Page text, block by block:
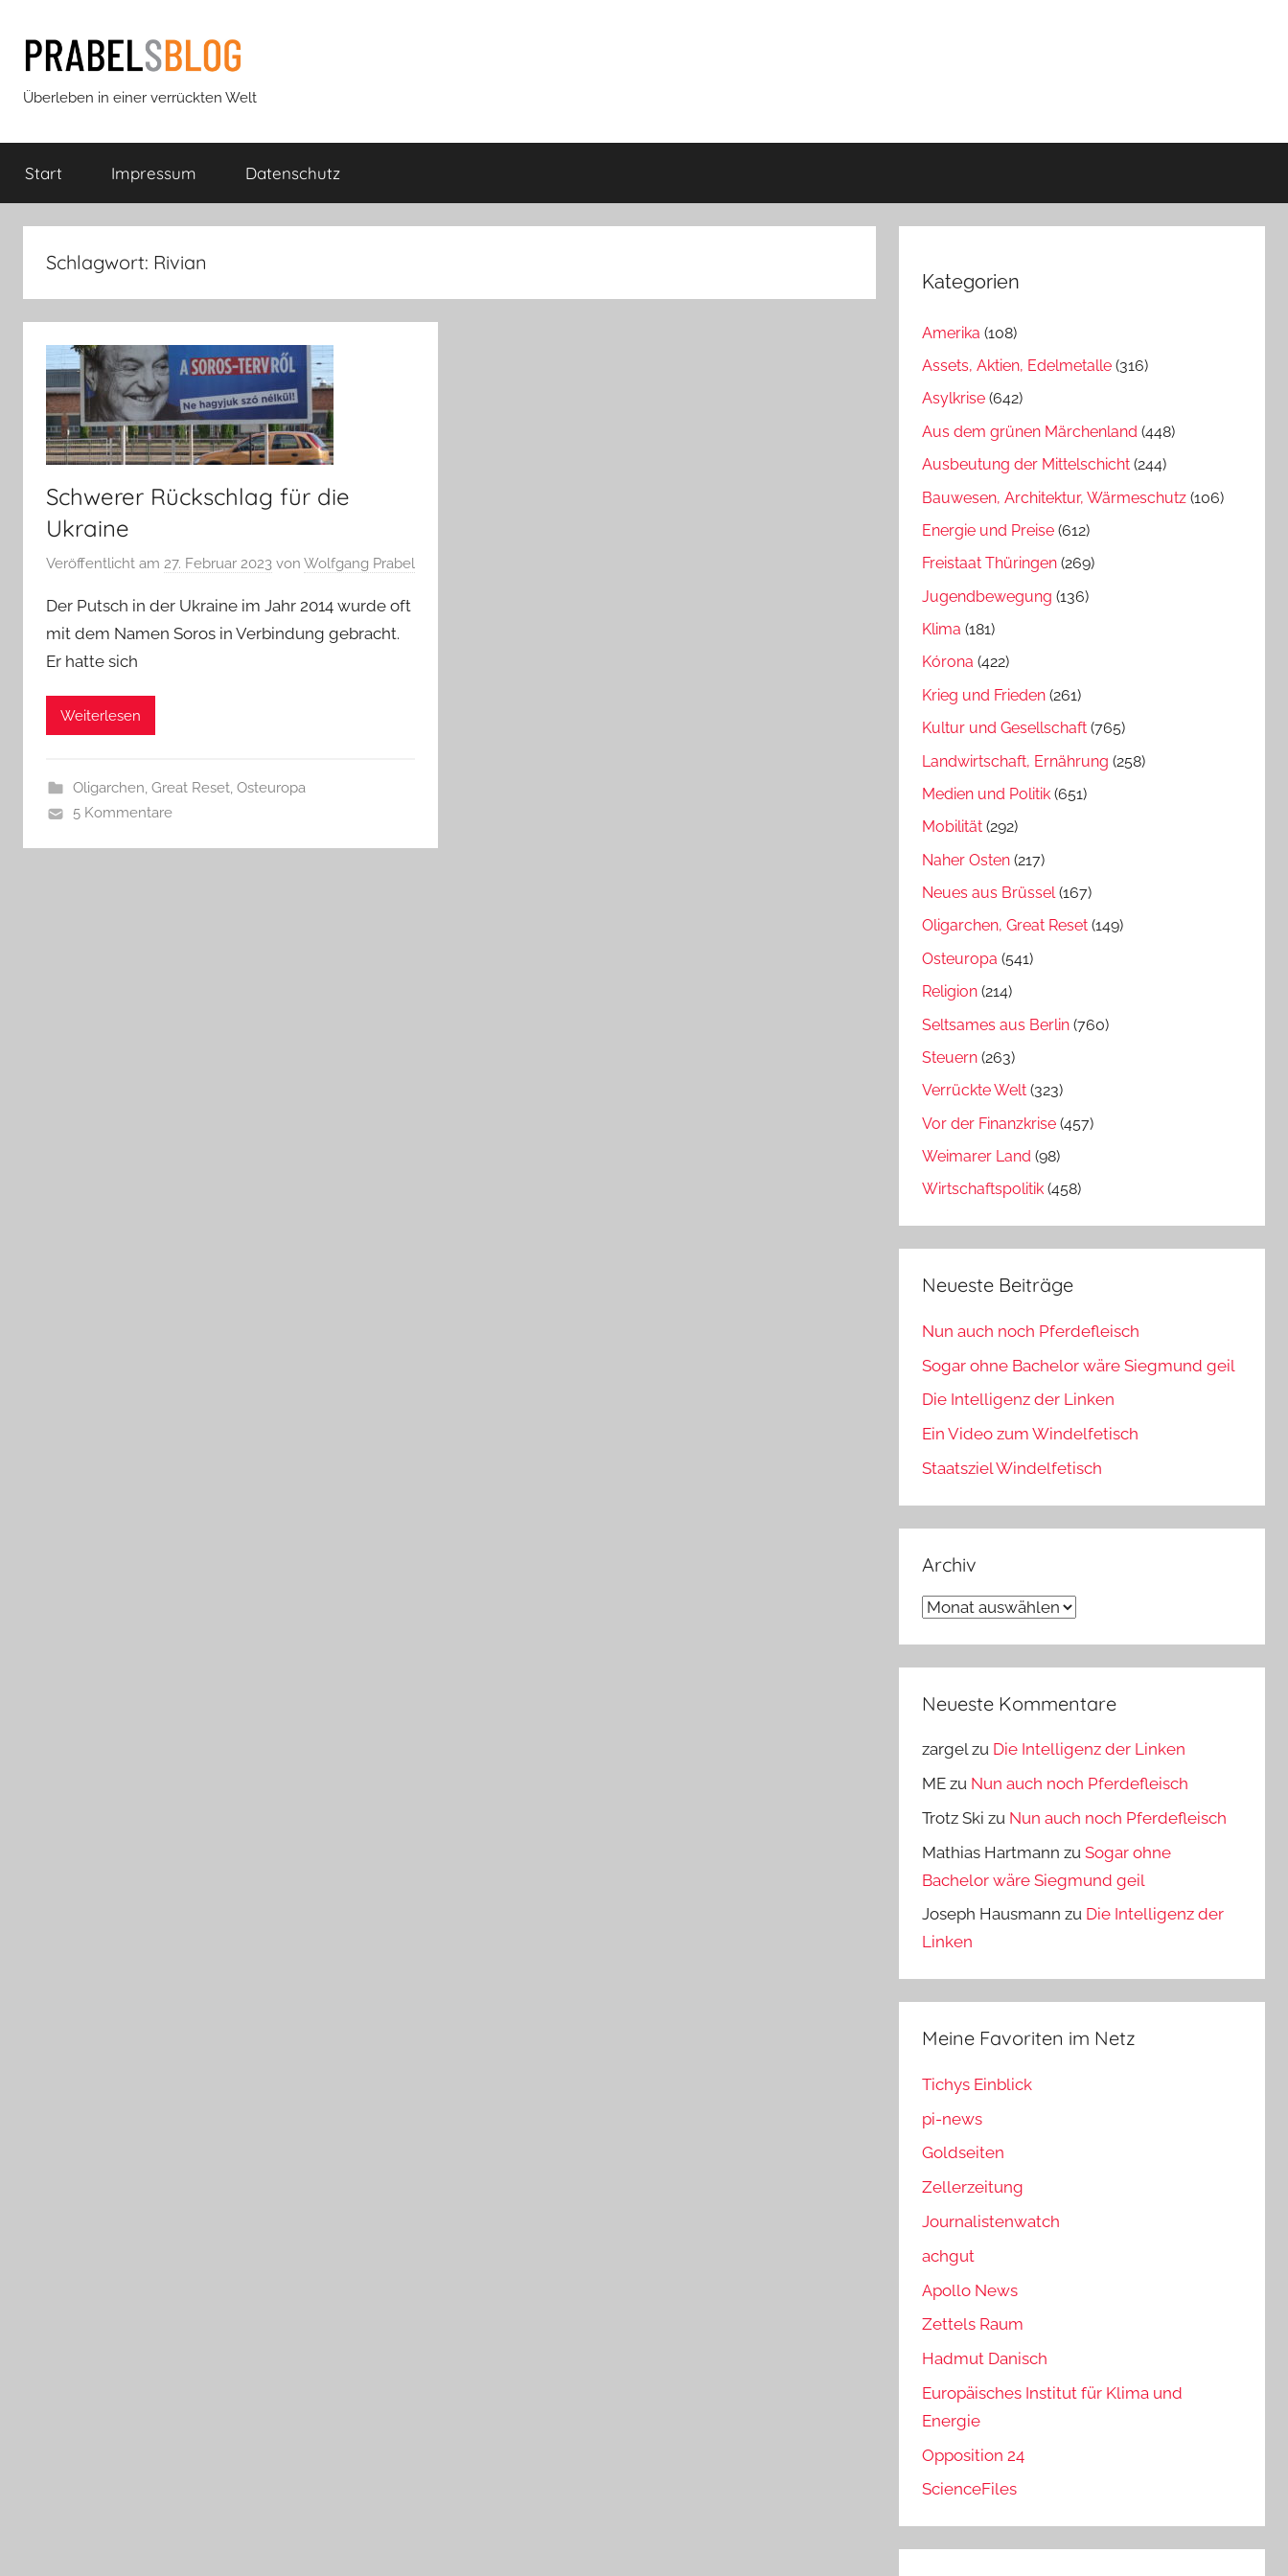
Inhalt
springen
Prabels
Blog
Überleben in einer verrückten Welt
Start Impressum Datenschutz
Schlagwort: Rivian
Schwerer Rückschlag für die
Ukraine
Veröffentlicht am 27. Februar 2023 von Wolfgang Prabel
Der Putsch in der Ukraine im Jahr 2014 wurde oft
mit dem Namen Soros in Verbindung gebracht.
Er hatte sich
Weiterlesen
Oligarchen, Great Reset, Osteuropa
5 Kommentare
Kategorien
Amerika (108)
Assets, Aktien, Edelmetalle (316)
Asylkrise (642)
Aus dem grünen Märchenland (448)
Ausbeutung der Mittelschicht (244)
Bauwesen, Architektur, Wärmeschutz (106)
Energie und Preise (612)
Freistaat Thüringen (269)
Jugendbewegung (136)
Klima (181)
Kórona (422)
Krieg und Frieden (261)
Kultur und Gesellschaft (765)
Landwirtschaft, Ernährung (258)
Medien und Politik (651)
Mobilität (292)
Naher Osten (217)
Neues aus Brüssel(167)
Oligarchen, Great Reset (149)
Osteuropa (541)
Religion (214)
Seltsames aus Berlin (760)
Steuern (263)
Verrückte Welt (323)
Vor der Finanzkrise (457)
Weimarer Land (98)
Wirtschaftspolitik (458)
Neueste Beiträge
Nun auch noch Pferdefleisch
Sogar ohne Bachelor wäre Siegmund geil
Die Intelligenz der Linken
Ein Video zum Windelfetisch
Staatsziel Windelfetisch
Archiv
Archiv
Neueste Kommentare
zargelzu Die Intelligenz der Linken
ME zu Nun auch noch Pferdefleisch
Trotz Ski zu Nun auch noch Pferdefleisch
Mathias Hartmann zuSogar ohne
Bachelor wäre Siegmund geil
Joseph Hausmann zu Die Intelligenz der
Linken
Meine Favoriten im Netz
Tichys Einblick
pi-news
Goldseiten
Zellerzeitung
Journalistenwatch
achgut
Apollo News
Zettels Raum
Hadmut Danisch
Europäisches Institut für Klima und
Energie
Opposition 24
ScienceFiles